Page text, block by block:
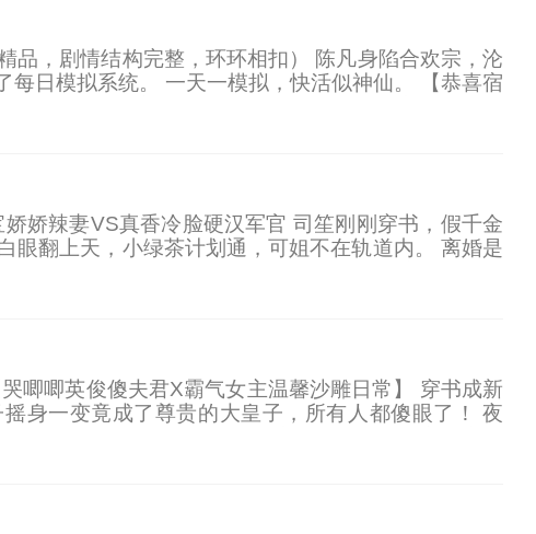
品，剧情结构完整，环环相扣） 陈凡身陷合欢宗，沦
日模拟系统。 一天一模拟，快活似神仙。 【恭喜宿
法术修炼进度】 【成功继承筑基功法冰心诀一本】
】 【成功继承黄金100两】 …… 当陈凡真正走到妖女
娇辣妻VS真香冷脸硬汉军官 司笙刚刚穿书，假千金
眼翻上天，小绿茶计划通，可姐不在轨道内。 离婚是
姐。 刚开始，裴霆骁以为他的小妻子肯定吃不了海
唧唧英俊傻夫君X霸气女主温馨沙雕日常】 穿书成新
身一变竟成了尊贵的大皇子，所有人都傻眼了！ 夜
了！” 已恢复正常的傻夫君心想，要他这朵高岭之花